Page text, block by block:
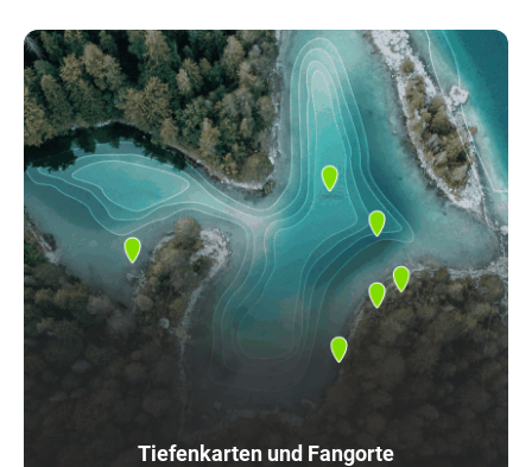
Tiefenkarten und Fangorte